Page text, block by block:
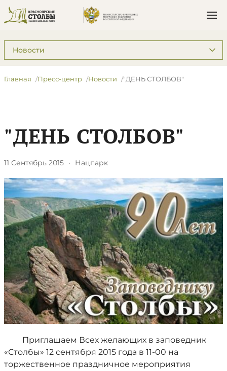
Подразделы: Пресс-центр
Главная Пресс-центр Новости "ДЕНЬ СТОЛБОВ"
"ДЕНЬ СТОЛБОВ"
11 Сентябрь 2015 · Нацпарк
Приглашаем Всех желающих в заповедник
«Столбы» 12 сентября 2015 года в 11-00 на
торжественное праздничное мероприятия